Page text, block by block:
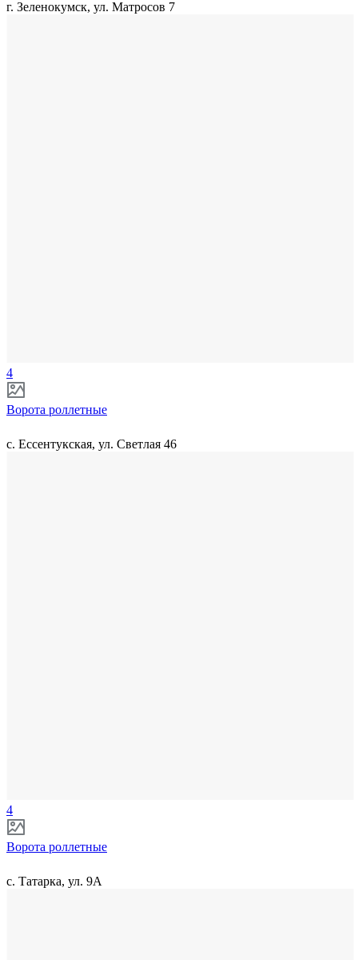
г. Зеленокумск, ул. Матросов 7
4
Ворота роллетные
с. Ессентукская, ул. Светлая 46
4
Ворота роллетные
с. Татарка, ул. 9А